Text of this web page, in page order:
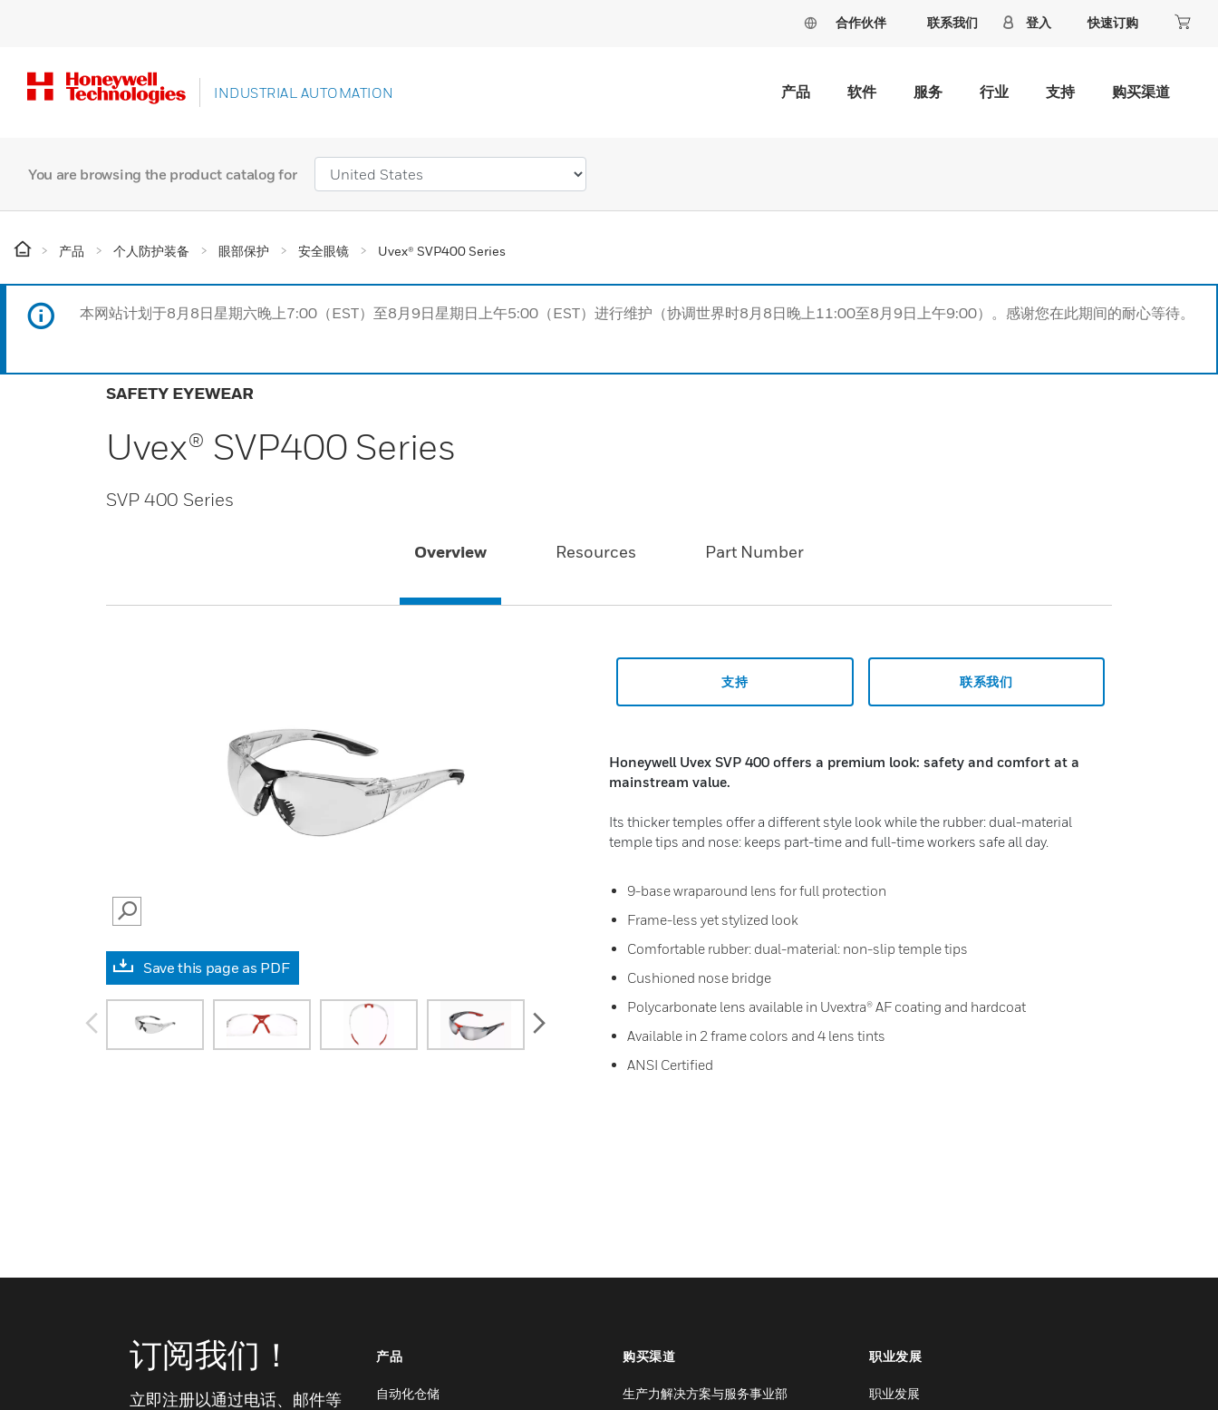
合作伙伴 联系我们 登入 快速订购
INDUSTRIAL AUTOMATION 产品 软件 服务 行业 支持 购买渠道
You are browsing the product catalog for
产品 个人防护装备 眼部保护 安全眼镜 Uvex® SVP400 Series
本网站计划于8月8日星期六晚上7:00（EST）至8月9日星期日上午5:00（EST）进行维护（协调世界时8月8日晚上11:00至8月9日上午9:00）。感谢您在此期间的耐心等待。
SAFETY EYEWEAR
Uvex® SVP400 Series
SVP 400 Series
Overview Resources Part Number
SEARCH
Save this page as PDF
支持 联系我们
Honeywell Uvex SVP 400 offers a premium look: safety and comfort at a
mainstream value.
Its thicker temples offer a different style look while the rubber: dual-material
temple tips and nose: keeps part-time and full-time workers safe all day.
9-base wraparound lens for full protection
Frame-less yet stylized look
Comfortable rubber: dual-material: non-slip temple tips
Cushioned nose bridge
Polycarbonate lens available in Uvextra® AF coating and hardcoat
Available in 2 frame colors and 4 lens tints
ANSI Certified
订阅我们！
立即注册以通过电话、邮件等
产品
自动化仓储
购买渠道
生产力解决方案与服务事业部
职业发展
职业发展